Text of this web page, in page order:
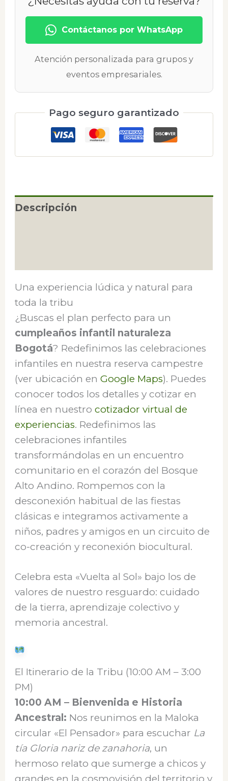
Contáctanos por WhatsApp
Atención personalizada para grupos y
eventos empresariales.
Pago seguro garantizado
Descripción
Una experiencia lúdica y natural para
toda la tribu
¿Buscas el plan perfecto para un
cumpleaños infantil naturaleza
Bogotá? Redefinimos las celebraciones
infantiles en nuestra reserva campestre
(ver ubicación enGoogle Maps). Puedes
conocer todos los detalles y cotizar en
línea en nuestrocotizador virtual de
experiencias. Redefinimos las
celebraciones infantiles
transformándolas en un encuentro
comunitario en el corazón del Bosque
Alto Andino. Rompemos con la
desconexión habitual de las fiestas
clásicas e integramos activamente a
niños, padres y amigos en un circuito de
co-creación y reconexión biocultural.
Celebra esta «Vuelta al Sol» bajo los de
valores de nuestro resguardo: cuidado
de la tierra, aprendizaje colectivo y
memoria ancestral.
El Itinerario de la Tribu (10:00 AM – 3:00
PM)
10:00 AM – Bienvenida e Historia
Ancestral: Nos reunimos en la Maloka
circular «El Pensador» para escuchar La
tía Gloria nariz de zanahoria, un
hermoso relato que sumerge a chicos y